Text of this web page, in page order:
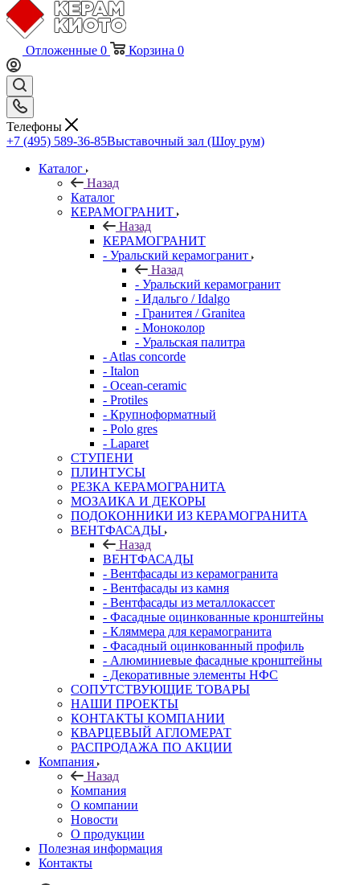
Отложенные 0 Корзина 0
Телефоны
+7 (495) 589-36-85Выставочный зал (Шоу рум)
Каталог
Назад
Каталог
КЕРАМОГРАНИТ
Назад
КЕРАМОГРАНИТ
- Уральский керамогранит
Назад
- Уральский керамогранит
- Идальго / Idalgo
- Гранитея / Granitea
- Моноколор
- Уральская палитра
- Atlas concorde
- Italon
- Ocean-ceramic
- Protiles
- Крупноформатный
- Polo gres
- Laparet
СТУПЕНИ
ПЛИНТУСЫ
РЕЗКА КЕРАМОГРАНИТА
МОЗАИКА И ДЕКОРЫ
ПОДОКОННИКИ ИЗ КЕРАМОГРАНИТА
ВЕНТФАСАДЫ
Назад
ВЕНТФАСАДЫ
- Вентфасады из керамогранита
- Вентфасады из камня
- Вентфасады из металлокассет
- Фасадные оцинкованные кронштейны
- Кляммера для керамогранита
- Фасадный оцинкованный профиль
- Алюминиевые фасадные кронштейны
- Декоративные элементы НФС
СОПУТСТВУЮЩИЕ ТОВАРЫ
НАШИ ПРОЕКТЫ
КОНТАКТЫ КОМПАНИИ
КВАРЦЕВЫЙ АГЛОМЕРАТ
РАСПРОДАЖА ПО АКЦИИ
Компания
Назад
Компания
О компании
Новости
О продукции
Полезная информация
Контакты